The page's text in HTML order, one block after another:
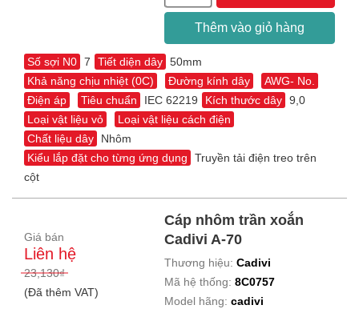
Thêm vào giỏ hàng
Số sợi N0 7 Tiết diện dây 50mm
Khả năng chịu nhiệt (0C)
Đường kính dây
AWG- No.
Điện áp
Tiêu chuẩn IEC 62219 Kích thước dây 9,0
Loại vật liệu vỏ
Loại vật liệu cách điện
Chất liệu dây
Nhôm
Kiểu lắp đặt cho từng ứng dụng
Truyền tải điện treo trên
cột
Giá bán
Liên hệ
23,130₫
(Đã thêm VAT)
Cáp nhôm trần xoắn
Cadivi A-70
Thương hiệu:Cadivi
Mã hệ thống:8C0757
Model hãng:cadivi